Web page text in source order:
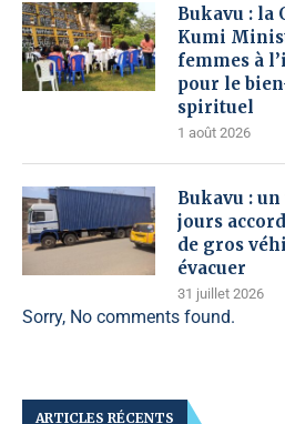
Bukavu : la
Kumi
femmes à
pour le
spirituel
1 août 2026
Bukavu :
jours
de gros
évacuer
31 juillet 2026
Sorry, No comments found.
ARTICLES RÉCENTS